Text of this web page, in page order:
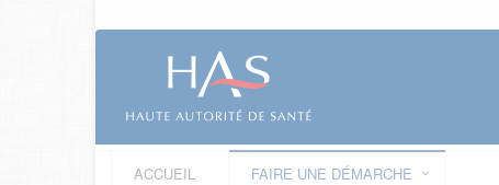
ACCUEIL FAIRE UNE DÉMARCHE